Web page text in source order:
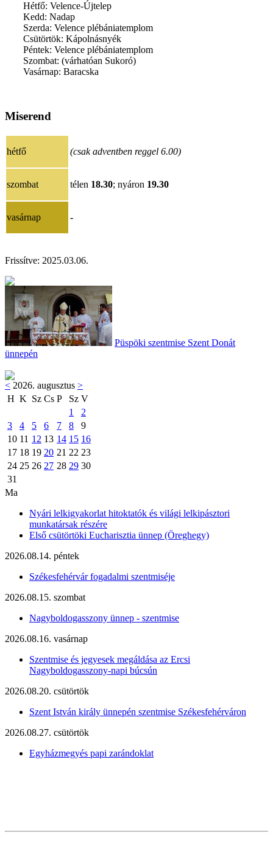
Hétfő: Velence-Újtelep
Kedd: Nadap
Szerda: Velence plébániatemplom
Csütörtök: Kápolnásnyék
Péntek: Velence plébániatemplom
Szombat: (várhatóan Sukoró)
Vasárnap: Baracska
Miserend
hétfő (csak adventben reggel 6.00)
szombat télen 18.30; nyáron 19.30
vasárnap -
Frissítve: 2025.03.06.
Püspöki szentmise Szent Donát
ünnepén
< 2026. augusztus >
H K Sz Cs P Sz V
1
2
3
4 5 6 7 8
9
10 11 12 13 14 15 16
17 18 19 20 21 22 23
24 25 26 27 28 29 30
31
Ma
Nyári lelkigyakorlat hitoktatók és világi lelkipásztori
munkatársak részére
Első csütörtöki Eucharisztia ünnep (Öreghegy)
2026.08.14. péntek
Székesfehérvár fogadalmi szentmiséje
2026.08.15. szombat
Nagyboldogasszony ünnep - szentmise
2026.08.16. vasárnap
Szentmise és jegyesek megáldása az Ercsi
Nagyboldogasszony-napi búcsún
2026.08.20. csütörtök
Szent István király ünnepén szentmise Székesfehérváron
2026.08.27. csütörtök
Egyházmegyés papi zarándoklat